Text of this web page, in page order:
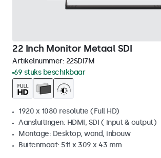
22 Inch Monitor Metaal SDI
Artikelnummer: 22SDI7M
69 stuks beschikbaar
1920 x 1080 resolutie (Full HD)
Aansluitingen: HDMI, SDI ( input & output)
Montage: Desktop, wand, inbouw
Buitenmaat: 511 x 309 x 43 mm